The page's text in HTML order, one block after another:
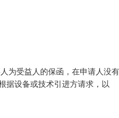
为受益人的保函，在申请人没
据设备或技术引进方请求，以